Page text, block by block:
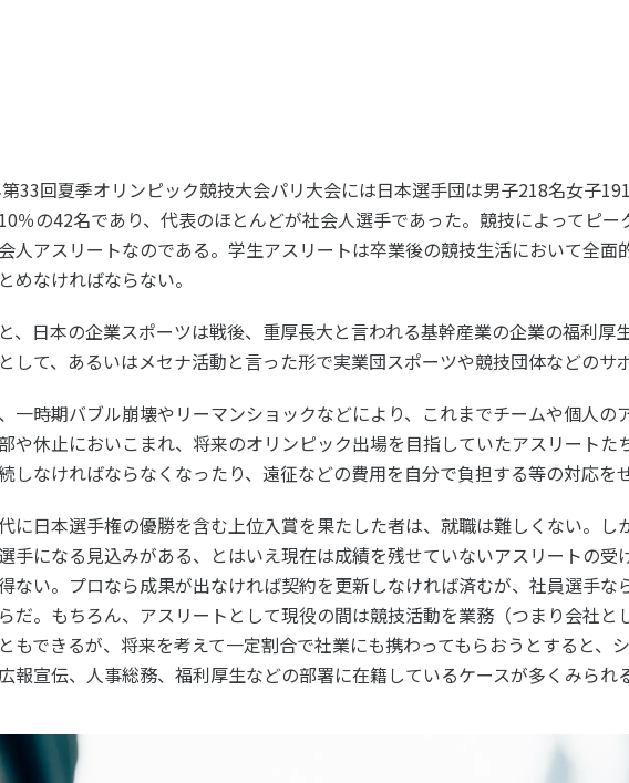
社会づくり
アクティブシティ
自治体との連携
セミナー
【動画】スポーツでアクティ
スポーツアカデミー
ニュース
お問い合わせ・お申し込み
スポーツ・ガバ
会づくり
各教育機関との連携
【動画】スポーツでアクティブ
なまちづくり
SPORT
スポーツ政
スポーツ 歴
SSF BOOKS
33回夏季オリンピック競技大会パリ大会には日本選手団は男子218名女子191
10％の42名であり、代表のほとんどが社会人選手であった。競技によってピ
人アスリートなのである。学生アスリートは卒業後の競技生活において全
めなければならない。
、日本の企業スポーツは戦後、重厚長大と言われる基幹産業の企業の福利厚
して、あるいはメセナ活動と言った形で実業団スポーツや競技団体などのサ
一時期バブル崩壊やリーマンショックなどにより、これまでチームや個人の
や休止においこまれ、将来のオリンピック出場を目指していたアスリートた
しなければならなくなったり、遠征などの費用を自分で負担する等の対応を
に日本選手権の優勝を含む上位入賞を果たした者は、就職は難しくない。し
手になる見込みがある、とはいえ現在は成績を残せていないアスリートの受
ない。プロなら成果が出なければ契約を更新しなければ済むが、社員選手な
だ。もちろん、アスリートとして現役の間は競技活動を業務（つまり会社と
もできるが、将来を考えて一定割合で社業にも携わってもらおうとすると、
報宣伝、人事総務、福利厚生などの部署に在籍しているケースが多くみられ